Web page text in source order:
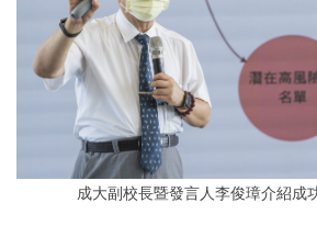
成大副校長暨發言人李俊璋介紹成